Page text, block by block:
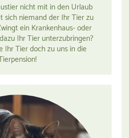
nicht mit in den Urlaub
sich niemand der Ihr Tier zu
ein Krankenhaus- oder
Ihr Tier unterzubringen?
Ihr Tier doch zu uns in die